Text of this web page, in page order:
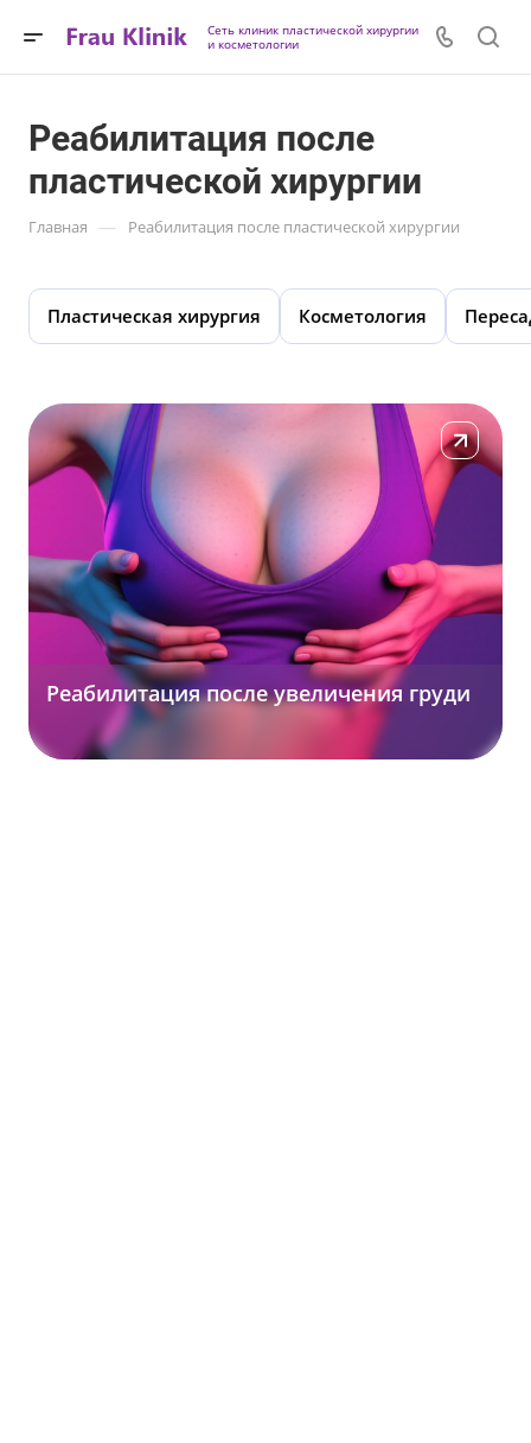
Сеть клиник пластической хирургии
и косметологии
Реабилитация после
пластической хирургии
Главная — Реабилитация после пластической хирургии
Пластическая хирургия Косметология
Реабилитация после увеличения груди
Подробнее